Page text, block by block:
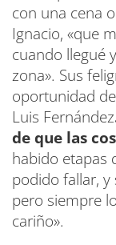
con una cena
Ignacio, «que
cuando llegué
zona». Sus
oportunidad
Luis Fernández
de que las
habido etapas
podido fallar,
pero siempre
cariño».